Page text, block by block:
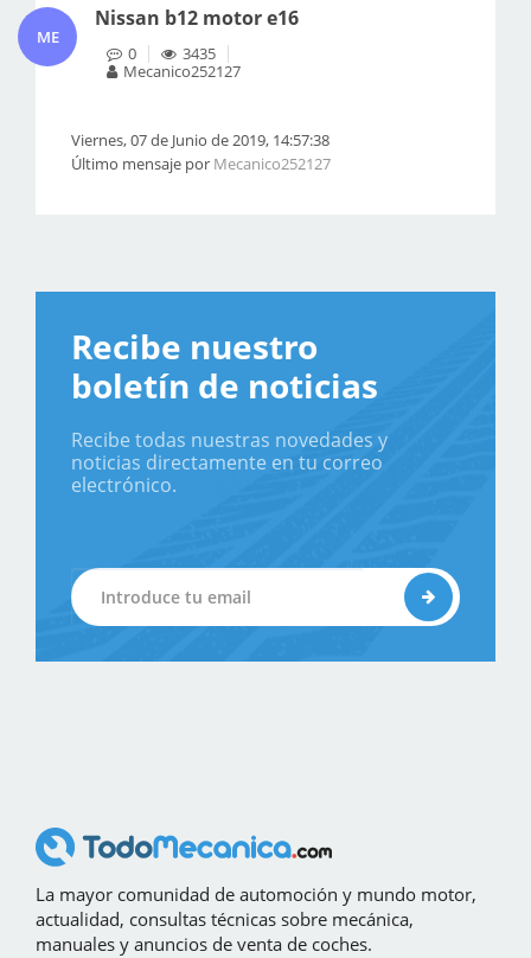
ME
Nissan b12 motor e16
0
3435
Mecanico252127
Viernes, 07 de Junio de 2019, 14:57:38
Último mensaje por Mecanico252127
Recibe nuestro
boletín de noticias
Recibe todas nuestras novedades y
noticias directamente en tu correo
electrónico.
La mayor comunidad de automoción y mundo motor,
actualidad, consultas técnicas sobre mecánica,
manuales y anuncios de venta de coches.